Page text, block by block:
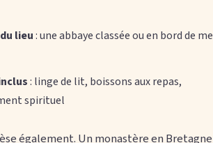
lieu: une abbaye classée ou en bord de
: linge de lit, boissons aux repas,
spirituel
également. Un monastère en